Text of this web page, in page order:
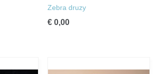
Zebra druzy
€ 0,00